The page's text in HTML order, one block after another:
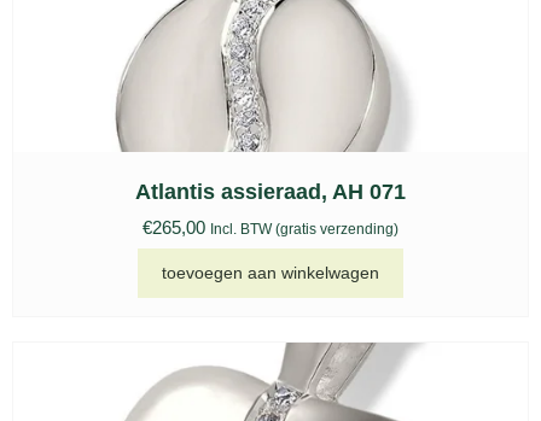
Atlantis assieraad, AH 071
€265,00 Incl. BTW (gratis verzending)
toevoegen aan winkelwagen